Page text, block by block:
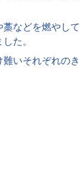
などを燃やして
た。
いそれぞれのき